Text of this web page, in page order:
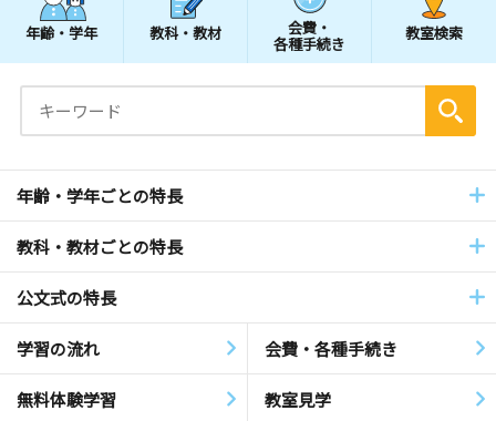
年齢・学年 教科・教材 会費・
各種手続き
教室検索
年齢・学年ごとの特長
教科・教材ごとの特長
公文式の特長
学習の流れ 会費・各種手続き
無料体験学習 教室見学